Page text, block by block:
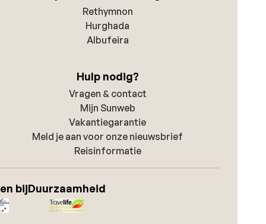
Rethymnon
Hurghada
Albufeira
Hulp nodig?
Vragen & contact
Mijn Sunweb
Vakantiegarantie
Meld je aan voor onze nieuwsbrief
Reisinformatie
bijDuurzaamheid